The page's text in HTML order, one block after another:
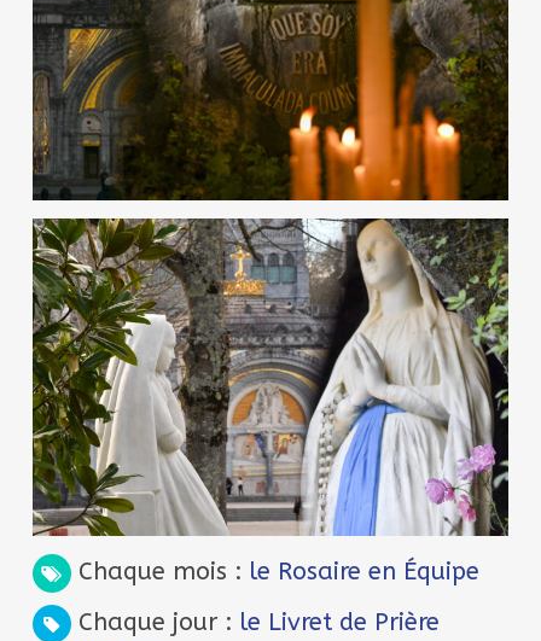
Chaque mois : le Rosaire en Équipe
Chaque jour : le Livret de Prière